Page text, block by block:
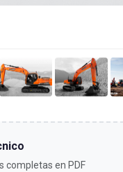
completas en PDF